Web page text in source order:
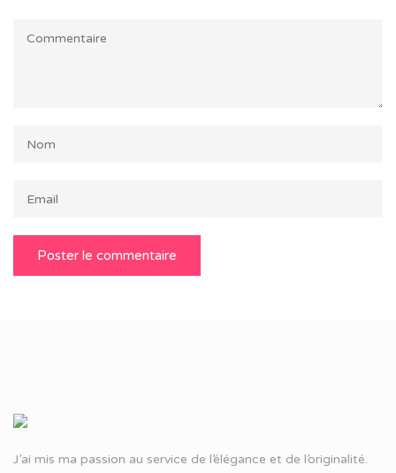
J’ai mis ma passion au service de l’élégance et de l’originalité.